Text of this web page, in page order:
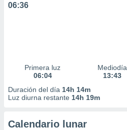
06:36
Primera luz
06:04
Mediodía
13:43
Duración del día 14h 14m
Luz diurna restante 14h 19m
Calendario lunar